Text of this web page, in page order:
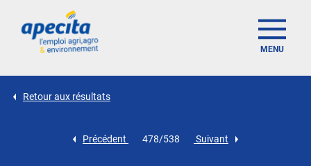
MENU
Retour aux résultats
Précédent 478/538 Suivant